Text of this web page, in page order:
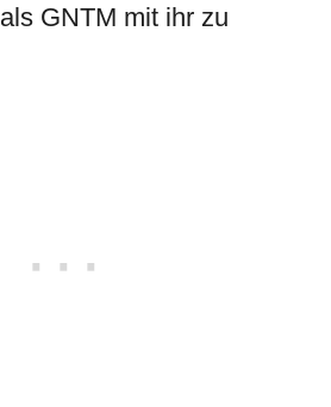
GNTM mit ihr zu